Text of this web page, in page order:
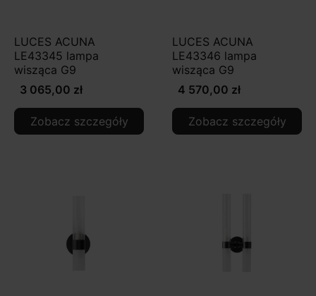
LUCES ACUNA
LE43345 lampa
wisząca G9
3 065,00 zł
Zobacz szczegóły
LUCES ACUNA
LE43346 lampa
wisząca G9
4 570,00 zł
Zobacz szczegóły